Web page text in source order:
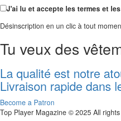
J'ai lu et accepte les termes et
Désinscription en un clic à tout
Tu veux des
La qualité est notre
Livraison rapide dans
Become a Patron
Top Player Magazine © 2025 All